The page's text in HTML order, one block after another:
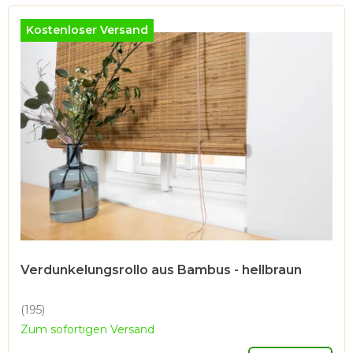
Kostenloser Versand
Verdunkelungsrollo aus Bambus - hellbraun
Die
durchschnittliche
(195)
Zum sofortigen Versand